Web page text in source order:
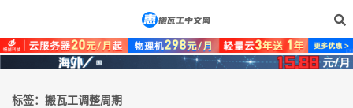
标签：搬瓦工调整周期